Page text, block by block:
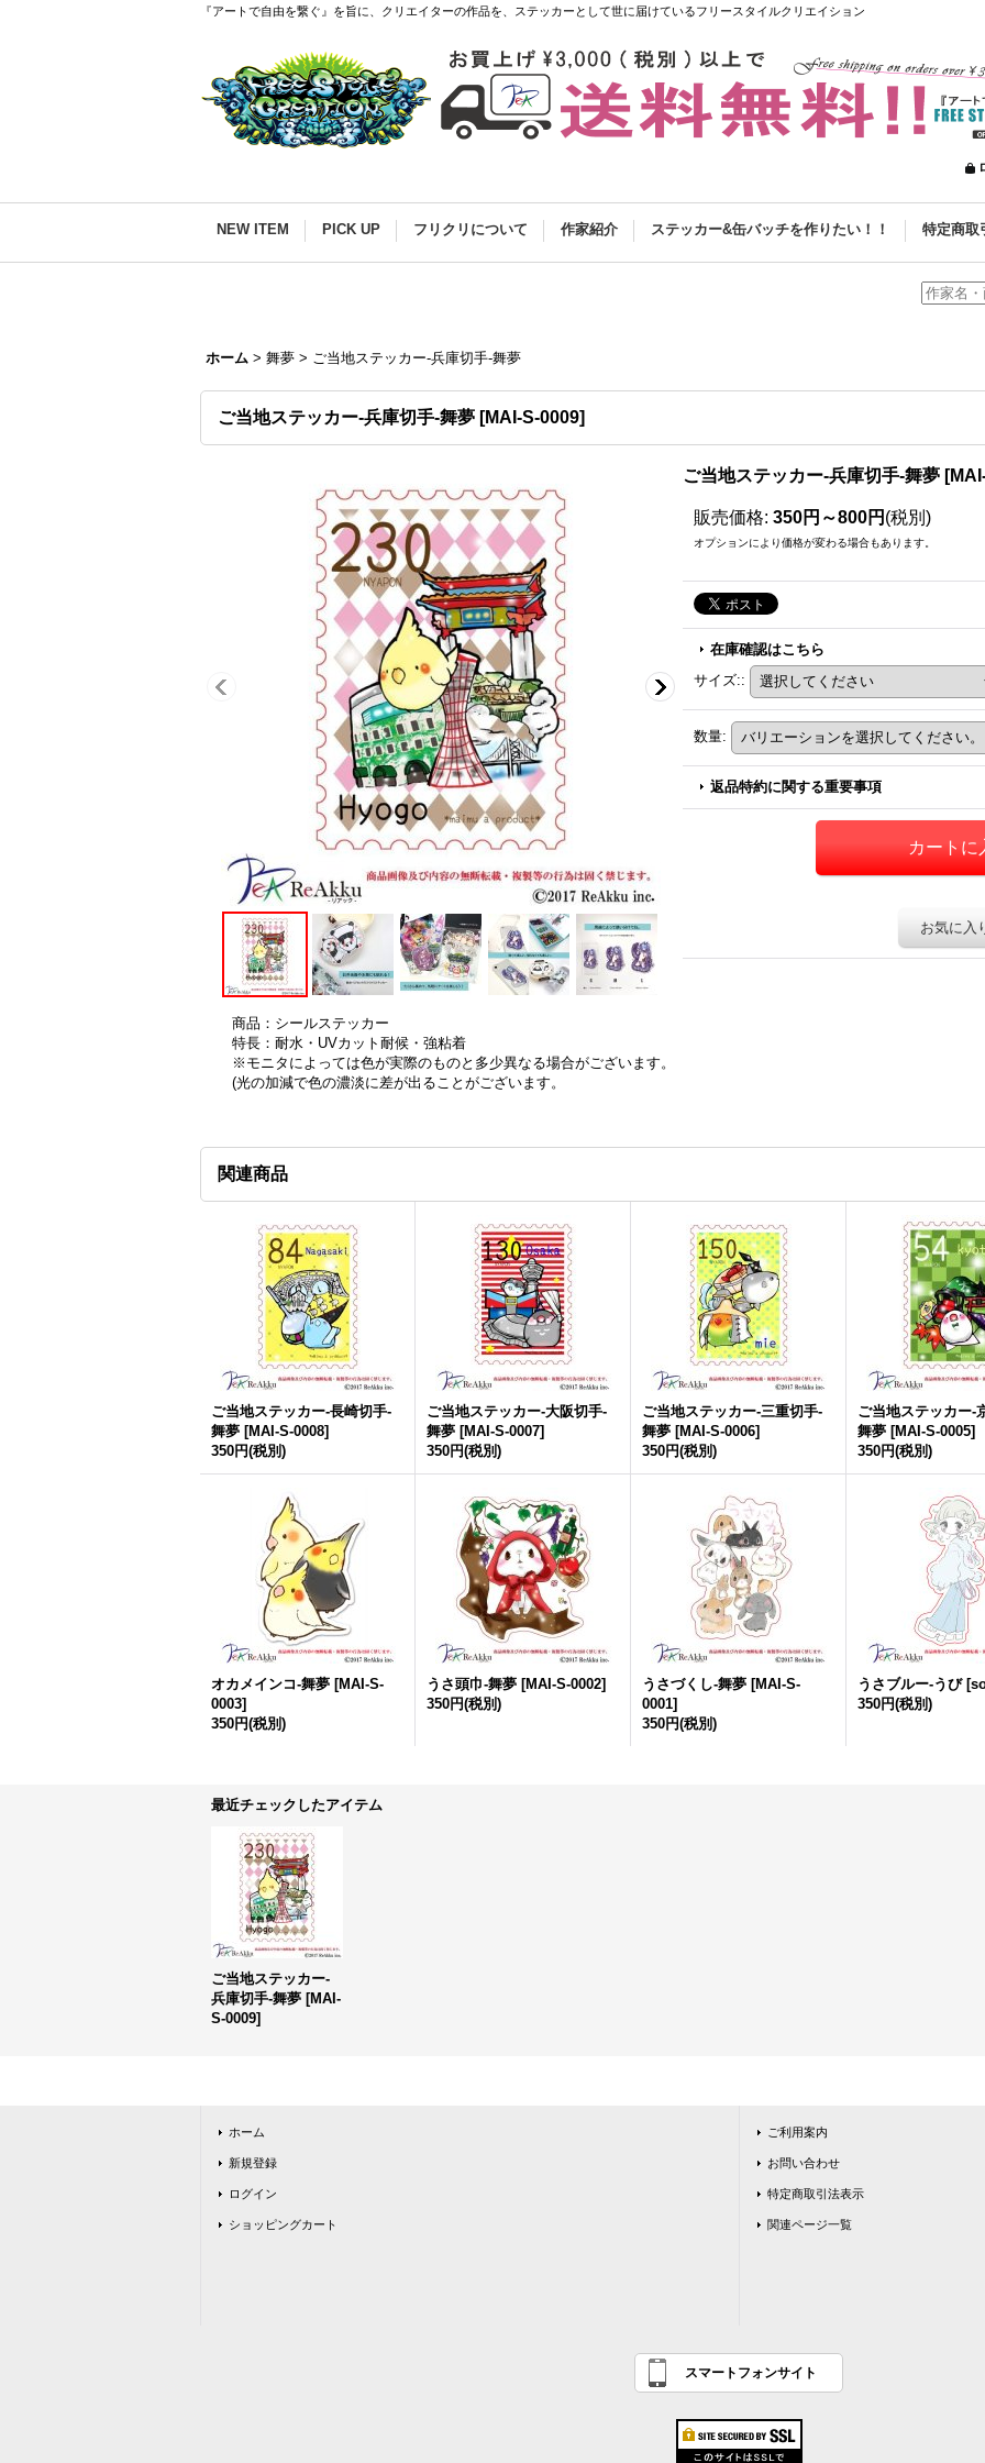
『アートで自由を繋ぐ』を旨に、クリエイターの作品を、ステッカーとして世に届けているフリースタイルクリエイション
NEW ITEM PICK UP フリクリについて 作家紹介 ステッカー&缶バッチを作りたい！！ 特定商取
ホーム > 舞夢 > ご当地ステッカー-兵庫切手-舞夢
ご当地ステッカー-兵庫切手-舞夢 [MAI-S-0009]
ご当地ステッカー-兵庫切手-舞夢 [
販売価格: 350円～800円 (税別)
オプションにより価格が変わる場合もあります。
在庫確認はこちら
サイズ::
数量:
返品特約に関する重要事項
お気に入
商品：シールステッカー
特長：耐水・UVカット耐候・強粘着
※モニタによっては色が実際のものと多少異なる場合がございます。
(光の加減で色の濃淡に差が出ることがございます。
関連商品
ご当地ステッカー-長崎切手-
舞夢 [MAI-S-0008]
350円(税別)
ご当地ステッカー-大阪切手-
舞夢 [MAI-S-0007]
350円(税別)
ご当地ステッカー-三重切手-
舞夢 [MAI-S-0006]
350円(税別)
ご当地ステッカー-
舞夢 [MAI-S-0005]
350円(税別)
オカメインコ-舞夢 [MAI-S-
0003]
350円(税別)
うさ頭巾-舞夢 [MAI-S-0002]
350円(税別)
うさづくし-舞夢 [MAI-S-
0001]
350円(税別)
うさブルー-うび [
350円(税別)
最近チェックしたアイテム
ご当地ステッカー-
兵庫切手-舞夢 [MAI-
S-0009]
ホーム
新規登録
ログイン
ショッピングカート
ご利用案内
お問い合わせ
特定商取引法表示
関連ページ一覧
スマートフォンサイト